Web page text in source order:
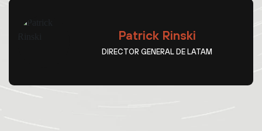
Patrick Rinski
DIRECTOR GENERAL DE LATAM